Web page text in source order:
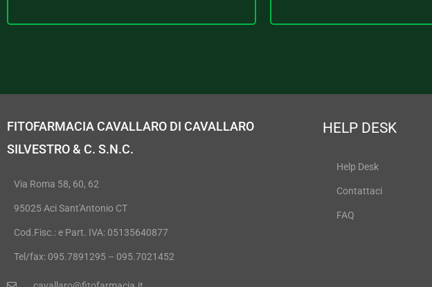
FITOFARMACIA CAVALLARO DI CAVALLARO
SILVESTRO & C. S.N.C.
Via Roma 58, 60, 62
95025 Aci Sant'Antonio CT
Cod.Fisc.: e Part. IVA: 05135640877
Tel/fax: 095.7891295 – 095.7021452
HELP DESK
Help Desk
Contattaci
FAQ